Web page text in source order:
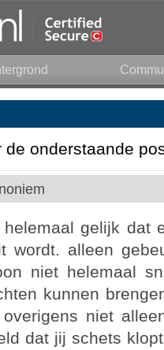
onderstaande
gelijk dat
wordt. alleen
niet helemaal
kunnen
niet
dat jij schets